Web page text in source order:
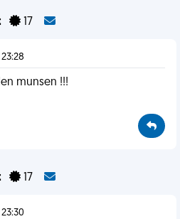
17
munsen !!!
17